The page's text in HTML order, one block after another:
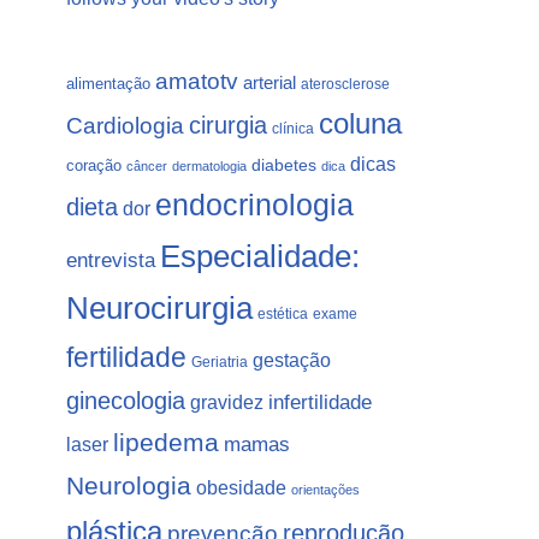
alimentação amatotv arterial aterosclerose
Cardiologia cirurgia clínica coluna
coração câncer dermatologia diabetes dica dicas
dieta dor endocrinologia
entrevista Especialidade:
Neurocirurgia estética exame
fertilidade Geriatria gestação
ginecologia gravidez infertilidade
laser lipedema mamas
Neurologia obesidade orientações
plástica prevenção reprodução